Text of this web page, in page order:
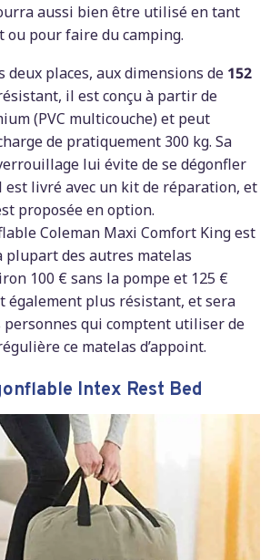
aussi bien être utilisé en tant
ou pour faire du camping.
deux places, aux dimensions de 152
il est conçu à partir de
(PVC multicouche) et peut
de pratiquement 300 kg. Sa
lui évite de se dégonfler
est livré avec un kit de réparation, et
proposée en option.
Coleman Maxi Comfort King est
plupart des autres matelas
100 € sans la pompe et 125 €
également plus résistant, et sera
qui comptent utiliser de
ce matelas d’appoint.
Intex Rest Bed